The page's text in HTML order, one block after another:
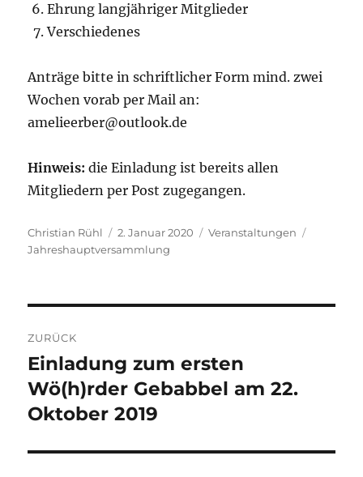
Ehrung langjähriger Mitglieder
Verschiedenes
Anträge bitte in schriftlicher Form mind. zwei
Wochen vorab per Mail an:
amelieerber@outlook.de
Hinweis: die Einladung ist bereits allen
Mitgliedern per Post zugegangen.
Autor
Christian Rühl
Veröffentlicht
am
2. Januar 2020 Kategorien
Veranstaltungen
Jahreshauptversammlung
ZURÜCK
Vorheriger
Beitrag:
Einladung zum ersten
Wö(h)rder Gebabbel am 22.
Oktober 2019